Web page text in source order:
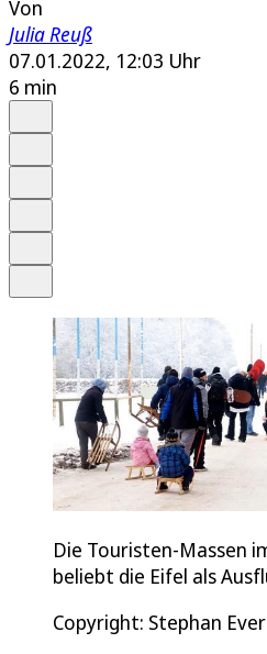
Von
Julia Reuß
07.01.2022, 12:03 Uhr
6 min
Die Touristen-Massen
beliebt die Eifel als
Copyright: Stephan